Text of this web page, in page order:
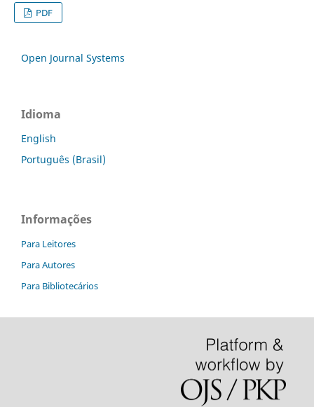
PDF
Open Journal Systems
Idioma
English
Português (Brasil)
Informações
Para Leitores
Para Autores
Para Bibliotecários